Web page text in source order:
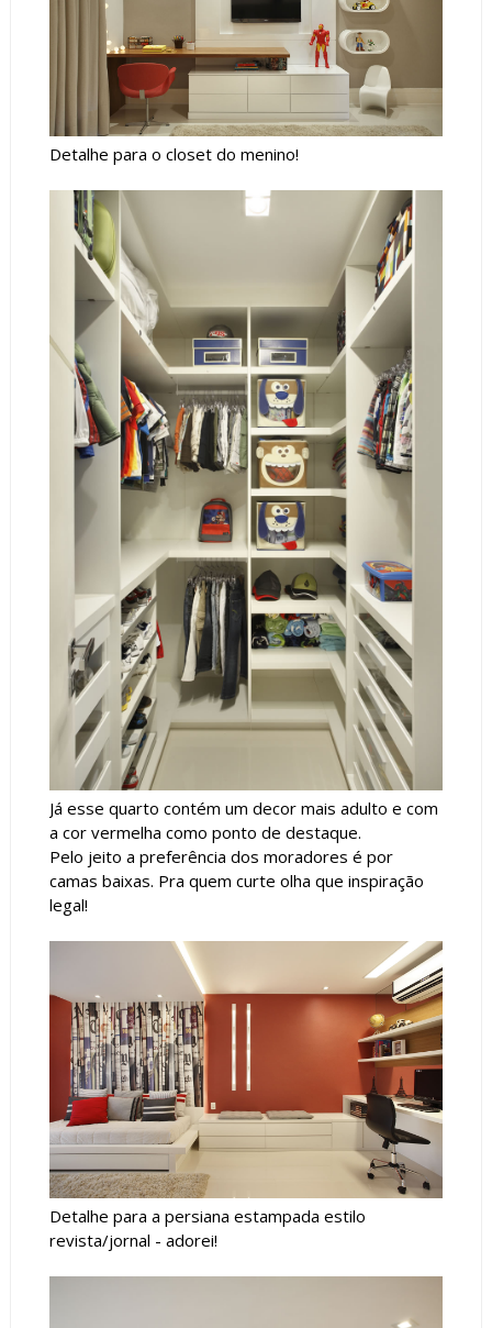
Detalhe para o closet do menino!
Já esse quarto contém um decor mais adulto e com
a cor vermelha como ponto de destaque.
Pelo jeito a preferência dos moradores é por
camas baixas. Pra quem curte olha que inspiração
legal!
Detalhe para a persiana estampada estilo
revista/jornal - adorei!